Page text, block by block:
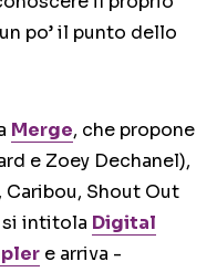
po’ il punto dello
Merge, che propone
e Zoey Dechanel),
Caribou, Shout Out
si intitola Digital
e arriva -